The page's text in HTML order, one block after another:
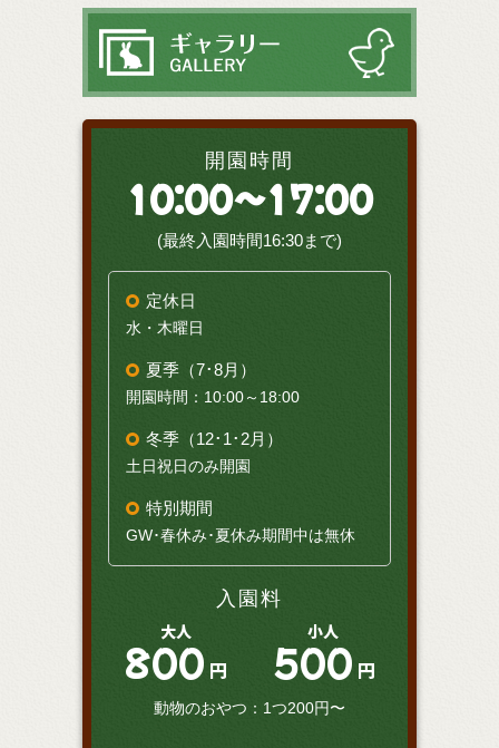
開園時間
10:00～17:00
(最終入園時間16:30まで)
定休日
水・木曜日
夏季（7･8月）
開園時間：10:00～18:00
冬季（12･1･2月）
土日祝日のみ開園
特別期間
GW･春休み･夏休み期間中は無休
入園料
大人
800 円
小人
500 円
動物のおやつ：1つ200円〜